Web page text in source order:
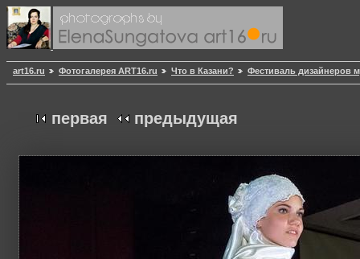
art16.ru Фотогалерея ART16.ru Что в Казани? Фестиваль дизайнеров
первая предыдущая